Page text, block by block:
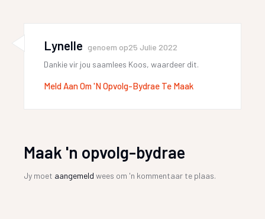
Lynelle genoem op25 Julie 2022
Dankie vir jou saamlees Koos, waardeer dit.
Meld Aan Om 'n Opvolg-Bydrae Te Maak
Maak 'n opvolg-bydrae
Jy moet aangemeld wees om 'n kommentaar te plaas.